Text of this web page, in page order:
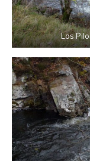
Los